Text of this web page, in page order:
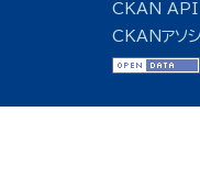
CKAN API
CKANアソシ